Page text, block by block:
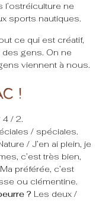
l’ostréiculture ne
sports nautiques.
ce qui est créatif,
des gens. On ne
viennent à nous.
!
4 / 2.
/ spéciales.
/ J’en ai plein, je
c’est très bien,
préférée, c’est
ou clémentine.
? Les deux /